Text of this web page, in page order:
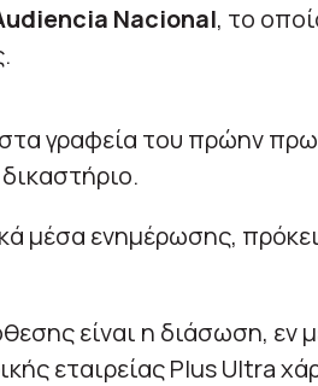
Nacional, το
γραφεία του πρώην
μέσα ενημέρωσης,
είναι η διάσωση, εν
εταιρείας Plus Ultra